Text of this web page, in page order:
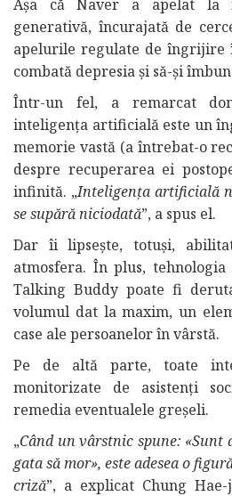
Așa că Naver a apelat la
generativă, încurajată de
apelurile regulate de îngrijire
combată depresia și să-și
Într-un fel, a remarcat
inteligența artificială este un
memorie vastă (a întrebat-o
despre recuperarea ei
infinită. „Inteligența artificială
se supără niciodată”, a spus el.
Dar îi lipsește, totuși,
atmosfera. În plus,
Talking Buddy poate fi
volumul dat la maxim, un
case ale persoanelor în vârstă.
Pe de altă parte, toate
monitorizate de asistenți
remedia eventualele greșeli.
„Când un vârstnic spune:
gata să mor», este adesea o
criză”, a explicat Chung